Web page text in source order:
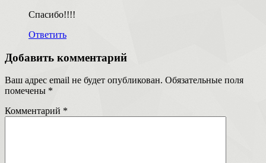
Спасибо!!!!
Ответить
Добавить комментарий
Ваш адрес email не будет опубликован. Обязательные поля
помечены *
Комментарий *